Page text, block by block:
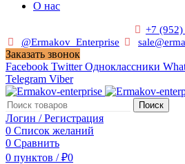
О нас
+7
@Ermakov_Enterprise
Заказать звонок
Facebook Twitter Одноклассники
Telegram Viber
Поиск
Логин / Регистрация
0 Список желаний
0 Сравнить
0 пунктов / ₽0